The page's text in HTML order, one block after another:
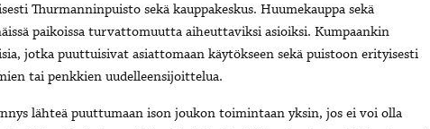
Thurmanninpuisto sekä kauppakeskus. Huumekauppa sekä
paikoissa turvattomuutta aiheuttaviksi asioiksi. Kumpaankin
jotka puuttuisivat asiattomaan käytökseen sekä puistoon erityisesti
tai penkkien uudelleensijoittelua.
lähteä puuttumaan ison joukon toimintaan yksin, jos ei voi olla